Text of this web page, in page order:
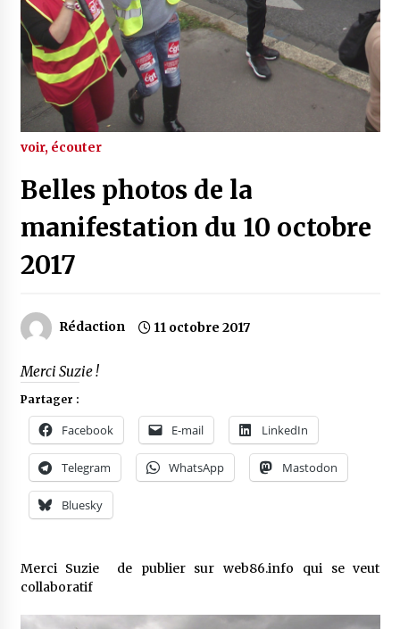
voir, écouter
Belles photos de la
manifestation du 10 octobre
2017
Rédaction 11 octobre 2017
Merci Suzie !
Partager :
Facebook E-mail LinkedIn
Telegram WhatsApp Mastodon
Bluesky
Merci Suzie de publier sur web86.info qui se veut
collaboratif